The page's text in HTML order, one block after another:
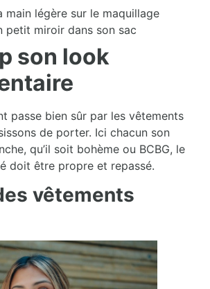
main légère sur le maquillage
petit miroir dans son sac
son look
passe bien sûr par les vêtements
de porter. Ici chacun son
qu’il soit bohème ou BCBG, le
doit être propre et repassé.
vêtements